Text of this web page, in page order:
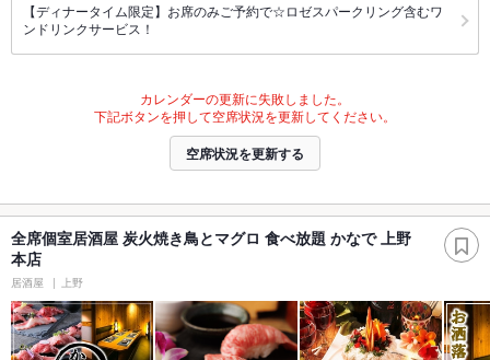
【ディナータイム限定】お席のみご予約で☆ロゼスパークリング含むワ
ンドリンクサービス！
カレンダーの更新に失敗しました。
下記ボタンを押して空席状況を更新してください。
空席状況を更新する
全席個室居酒屋 炭火焼き鳥とマグロ 食べ放題 かなで 上野
本店
居酒屋 上野